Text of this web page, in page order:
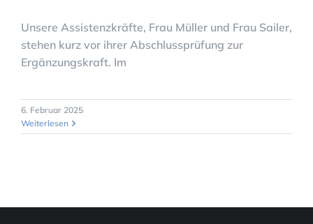
Unsere Assistenzkräfte, Frau Müller und Frau Sailer,
stehen kurz vor ihrer Abschlussprüfung zur
Ergänzungskraft. Im
6. Februar 2025
Weiterlesen